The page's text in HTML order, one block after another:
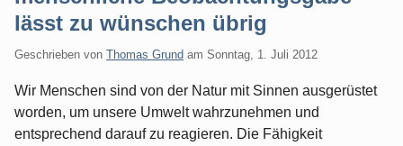
lässt zu wünschen übrig
Geschrieben von Thomas Grund am Sonntag, 1. Juli 2012
Wir Menschen sind von der Natur mit Sinnen ausgerüstet
worden, um unsere Umwelt wahrzunehmen und
entsprechend darauf zu reagieren. Die Fähigkeit